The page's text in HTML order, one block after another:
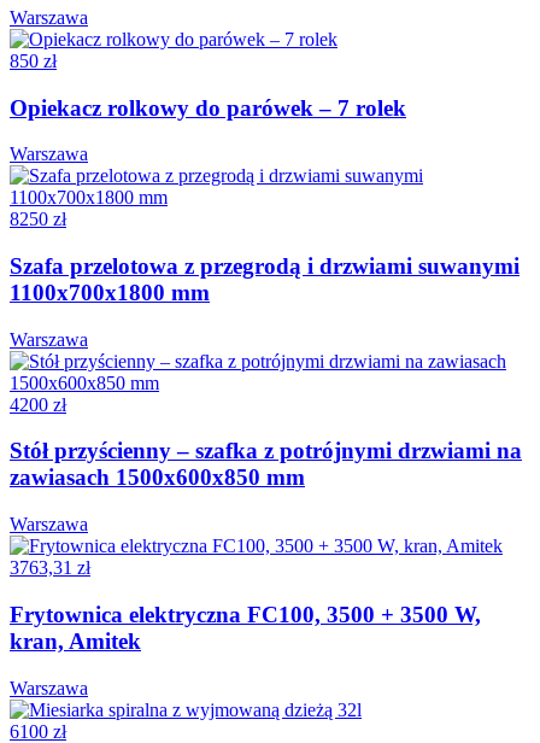
Warszawa
850 zł
Opiekacz rolkowy do parówek – 7 rolek
Warszawa
8250 zł
Szafa przelotowa z przegrodą i drzwiami suwanymi
1100x700x1800 mm
Warszawa
4200 zł
Stół przyścienny – szafka z potrójnymi drzwiami na
zawiasach 1500x600x850 mm
Warszawa
3763,31 zł
Frytownica elektryczna FC100, 3500 + 3500 W,
kran, Amitek
Warszawa
6100 zł